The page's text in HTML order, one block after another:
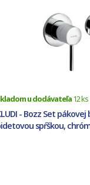
u dodávateľa12 ks
- Bozz Set
spŕškou, chróm